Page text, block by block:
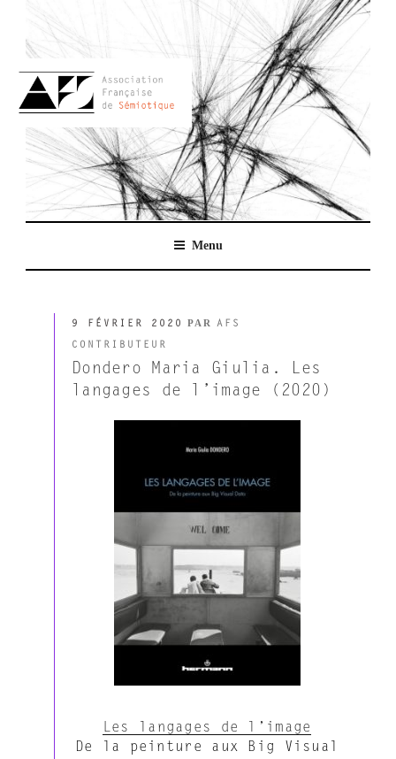
contenu
AFSEMIO.FR
Menu
PUBLIÉ
LE
9 FÉVRIER 2020 PAR AFS
CONTRIBUTEUR
Dondero Maria Giulia. Les
langages de l’image (2020)
Les langages de l’image
De la peinture aux Big Visual